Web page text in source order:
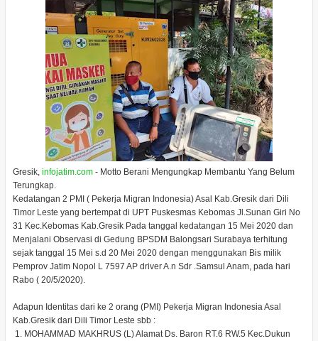
Gresik, infojatim.com- Motto Berani Mengungkap Membantu Yang Belum
Terungkap.
Kedatangan 2 PMI ( Pekerja Migran Indonesia) Asal Kab.Gresik dari Dili
Timor Leste yang bertempat di UPT Puskesmas Kebomas Jl.Sunan Giri No
31 Kec.Kebomas Kab.Gresik Pada tanggal kedatangan 15 Mei 2020 dan
Menjalani Observasi di Gedung BPSDM Balongsari Surabaya terhitung
sejak tanggal 15 Mei s.d 20 Mei 2020 dengan menggunakan Bis milik
Pemprov Jatim Nopol L 7597 AP driver A.n Sdr .Samsul Anam, pada hari
Rabo ( 20/5/2020).
Adapun Identitas dari ke 2 orang (PMI) Pekerja Migran Indonesia Asal
Kab.Gresik dari Dili Timor Leste sbb :
1. MOHAMMAD MAKHRUS (L) Alamat Ds. Baron RT.6 RW.5 Kec.Dukun